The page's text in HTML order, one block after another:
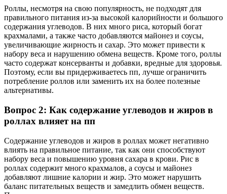
Роллы, несмотря на свою популярность, не подходят для
правильного питания из-за высокой калорийности и большого
содержания углеводов. В них много риса, который богат
крахмалами, а также часто добавляются майонез и соусы,
увеличивающие жирность и сахар. Это может привести к
набору веса и нарушению обмена веществ. Кроме того, роллы
часто содержат консерванты и добавки, вредные для здоровья.
Поэтому, если вы придерживаетесь пп, лучше ограничить
потребление роллов или заменить их на более полезные
альтернативы.
Вопрос 2: Как содержание углеводов и жиров в
роллах влияет на пп
Содержание углеводов и жиров в роллах может негативно
влиять на правильное питание, так как они способствуют
набору веса и повышению уровня сахара в крови. Рис в
роллах содержит много крахмалов, а соусы и майонез
добавляют лишние калории и жир. Это может нарушить
баланс питательных веществ и замедлить обмен веществ.